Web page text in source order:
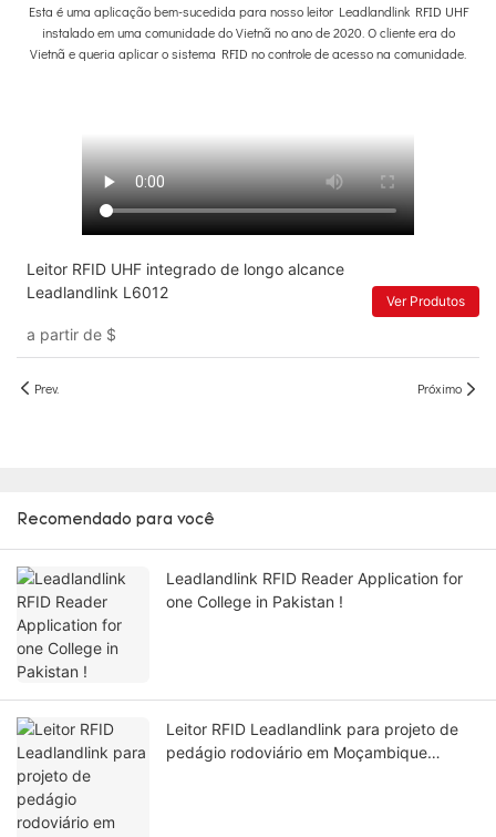
Esta é uma aplicação bem-sucedida para nosso leitor Leadlandlink RFID UHF
instalado em uma comunidade do Vietnã no ano de 2020. O cliente era do
Vietnã e queria aplicar o sistema RFID no controle de acesso na comunidade.
Leitor RFID UHF integrado de longo alcance
Leadlandlink L6012
a partir de $
Ver Produtos
Prev. Próximo
Recomendado para você
Leadlandlink RFID Reader Application for
one College in Pakistan !
Leitor RFID Leadlandlink para projeto de
pedágio rodoviário em Moçambique